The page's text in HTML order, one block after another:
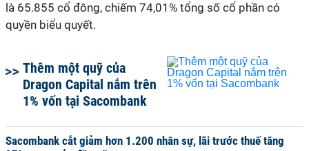
là 65.855 cổ đông, chiếm 74,01% tổng số cổ phần có
quyền biểu quyết.
Thêm một quỹ của
Dragon Capital nắm trên
1% vốn tại Sacombank
Sacombank cắt giảm hơn 1.200 nhân sự, lãi trước thuế tăng